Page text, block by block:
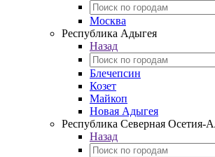
Москва
Республика Адыгея
Назад
Блечепсин
Козет
Майкоп
Новая Адыгея
Республика Северная Осетия-
Назад